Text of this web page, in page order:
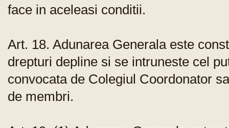
face in aceleasi conditii.
Art. 18. Adunarea Generala este
drepturi depline si se intruneste cel
convocata de Colegiul Coordonator
de membri.